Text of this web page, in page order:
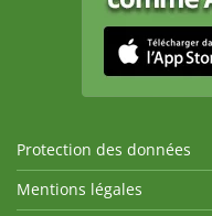
Protection des données
Mentions légales